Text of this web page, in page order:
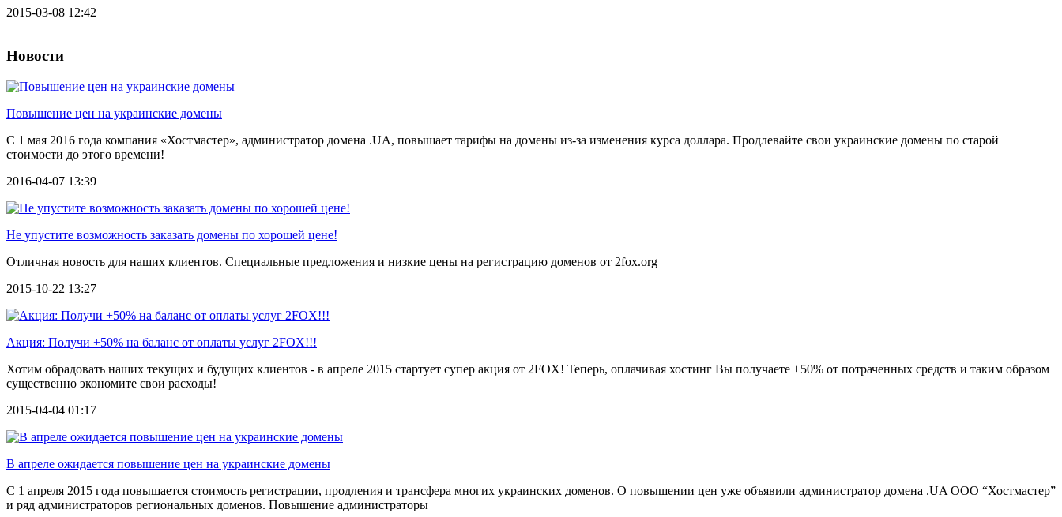
2015-03-08 12:42
Новости
Повышение цен на украинские домены
С 1 мая 2016 года компания «Хостмастер», администратор домена .UA, повышает тарифы на домены из-за изменения курса доллара. Продлевайте свои украинские домены по старой
стоимости до этого времени!
2016-04-07 13:39
Не упустите возможность заказать домены по хорошей цене!
Отличная новость для наших клиентов. Специальные предложения и низкие цены на регистрацию доменов от 2fox.org
2015-10-22 13:27
Акция: Получи +50% на баланс от оплаты услуг 2FOX!!!
Хотим обрадовать наших текущих и будущих клиентов - в апреле 2015 стартует супер акция от 2FOX! Теперь, оплачивая хостинг Вы получаете +50% от потраченных средств и таким образом
существенно экономите свои расходы!
2015-04-04 01:17
В апреле ожидается повышение цен на украинские домены
С 1 апреля 2015 года повышается стоимость регистрации, продления и трансфера многих украинских доменов. О повышении цен уже объявили администратор домена .UA ООО “Хостмастер”
и ряд администраторов региональных доменов. Повышение администраторы